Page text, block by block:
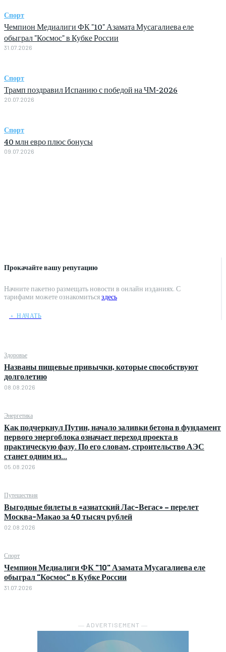
Прокачайте вашу репутацию
Начните пакетно размещать новости в онлайн изданиях. С
тарифами можете ознакомитьсяздесь
﹢ НАЧАТЬ
Здоровье
Названы пищевые привычки, которые способствуют
долголетию
08.08.2026
Энергетика
Как подчеркнул Путин, начало заливки бетона в фундамент
первого энергоблока означает переход проекта в
практическую фазу. По его словам, строительство АЭС
станет одним из...
05.08.2026
Путешествия
Выгодные билеты в «азиатский Лас-Вегас» – перелет
Москва-Макао за 40 тысяч рублей
02.08.2026
Спорт
Чемпион Медиалиги ФК "10" Азамата Мусагалиева еле
обыграл "Космос" в Кубке России
31.07.2026
― ADVERTISEMENT ―
Спорт
Чемпион Медиалиги ФК "10" Азамата Мусагалиева еле
обыграл "Космос" в Кубке России
31.07.2026
Спорт
Трамп поздравил Испанию с победой на ЧМ-2026
20.07.2026
Спорт
40 млн евро плюс бонусы
09.07.2026